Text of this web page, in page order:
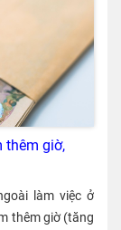
thêm giờ,
làm việc ở
thêm giờ (tăng